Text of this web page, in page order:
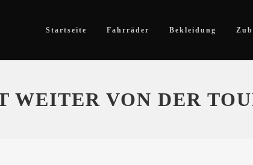
Startseite Fahrräder Bekleidung
WEITER VON DER